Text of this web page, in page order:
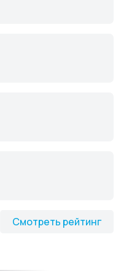
Смотреть рейтинг